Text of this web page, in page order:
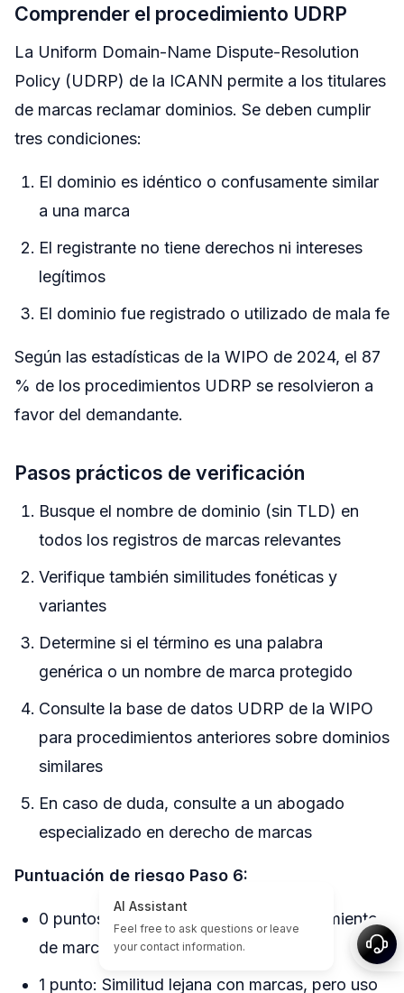
Comprender el procedimiento UDRP
La Uniform Domain-Name Dispute-Resolution
Policy (UDRP) de la ICANN permite a los titulares
de marcas reclamar dominios. Se deben cumplir
tres condiciones:
El dominio es idéntico o confusamente similar
a una marca
El registrante no tiene derechos ni intereses
legítimos
El dominio fue registrado o utilizado de mala fe
Según las estadísticas de la WIPO de 2024, el 87
% de los procedimientos UDRP se resolvieron a
favor del demandante.
Pasos prácticos de verificación
Busque el nombre de dominio (sin TLD) en
todos los registros de marcas relevantes
Verifique también similitudes fonéticas y
variantes
Determine si el término es una palabra
genérica o un nombre de marca protegido
Consulte la base de datos UDRP de la WIPO
para procedimientos anteriores sobre dominios
similares
En caso de duda, consulte a un abogado
especializado en derecho de marcas
Puntuación de riesgo Paso 6:
0 puntos: Término genérico, sin solapamiento
de marcas
1 punto: Similitud lejana con marcas, pero uso